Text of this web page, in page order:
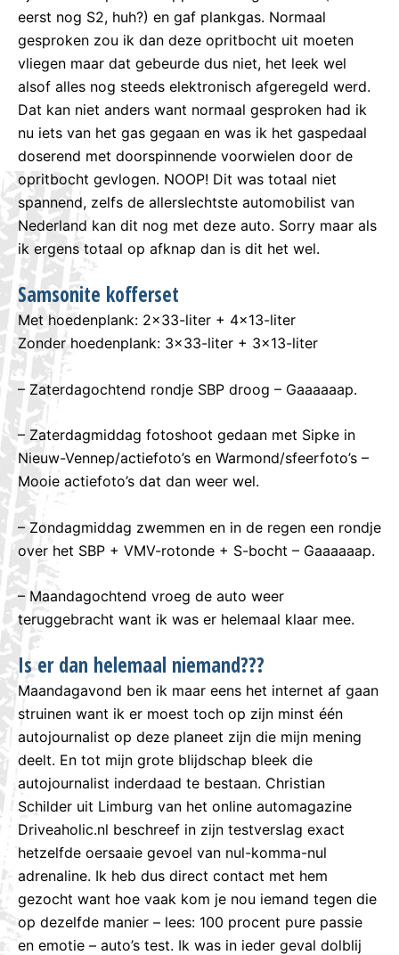
eerst nog S2, huh?) en gaf plankgas. Normaal
gesproken zou ik dan deze opritbocht uit moeten
vliegen maar dat gebeurde dus niet, het leek wel
alsof alles nog steeds elektronisch afgeregeld werd.
Dat kan niet anders want normaal gesproken had ik
nu iets van het gas gegaan en was ik het gaspedaal
doserend met doorspinnende voorwielen door de
opritbocht gevlogen. NOOP! Dit was totaal niet
spannend, zelfs de allerslechtste automobilist van
Nederland kan dit nog met deze auto. Sorry maar als
ik ergens totaal op afknap dan is dit het wel.
Samsonite kofferset
Met hoedenplank: 2×33-liter + 4×13-liter
Zonder hoedenplank: 3×33-liter + 3×13-liter
– Zaterdagochtend rondje SBP droog – Gaaaaaap.
– Zaterdagmiddag fotoshoot gedaan met Sipke in
Nieuw-Vennep/actiefoto’s en Warmond/sfeerfoto’s –
Mooie actiefoto’s dat dan weer wel.
– Zondagmiddag zwemmen en in de regen een rondje
over het SBP + VMV-rotonde + S-bocht – Gaaaaaap.
– Maandagochtend vroeg de auto weer
teruggebracht want ik was er helemaal klaar mee.
Is er dan helemaal niemand???
Maandagavond ben ik maar eens het internet af gaan
struinen want ik er moest toch op zijn minst één
autojournalist op deze planeet zijn die mijn mening
deelt. En tot mijn grote blijdschap bleek die
autojournalist inderdaad te bestaan. Christian
Schilder uit Limburg van het online automagazine
Driveaholic.nl beschreef in zijn testverslag exact
hetzelfde oersaaie gevoel van nul-komma-nul
adrenaline. Ik heb dus direct contact met hem
gezocht want hoe vaak kom je nou iemand tegen die
op dezelfde manier – lees: 100 procent pure passie
en emotie – auto’s test. Ik was in ieder geval dolblij